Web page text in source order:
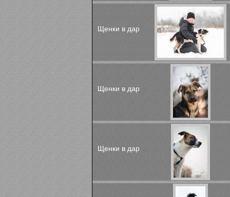
Щенки в дар
Щенки в дар
Щенки в дар